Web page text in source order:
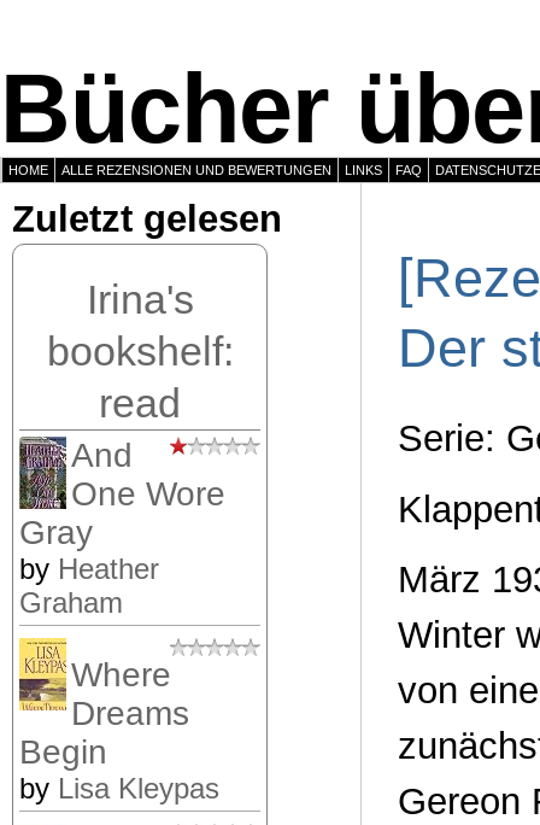
Bücher
HOME ALLE REZENSIONEN UND BEWERTUNGEN LINKS FAQ
Zuletzt gelesen
Irina's
bookshelf:
read
And
One Wore
Gray
by Heather
Graham
Where
Dreams
Begin
by Lisa Kleypas
Der
Serie:
März
Winter
von
Gereon